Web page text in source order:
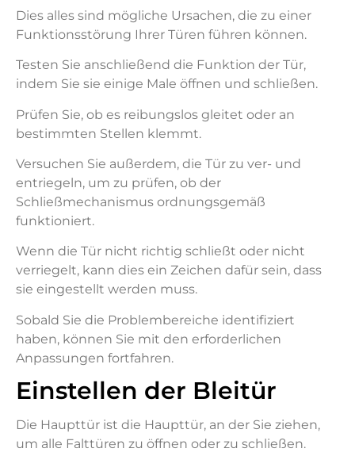
Dies alles sind mögliche Ursachen, die zu einer
Funktionsstörung Ihrer Türen führen können.
Testen Sie anschließend die Funktion der Tür,
indem Sie sie einige Male öffnen und schließen.
Prüfen Sie, ob es reibungslos gleitet oder an
bestimmten Stellen klemmt.
Versuchen Sie außerdem, die Tür zu ver- und
entriegeln, um zu prüfen, ob der
Schließmechanismus ordnungsgemäß
funktioniert.
Wenn die Tür nicht richtig schließt oder nicht
verriegelt, kann dies ein Zeichen dafür sein, dass
sie eingestellt werden muss.
Sobald Sie die Problembereiche identifiziert
haben, können Sie mit den erforderlichen
Anpassungen fortfahren.
Einstellen der Bleitür
Die Haupttür ist die Haupttür, an der Sie ziehen,
um alle Falttüren zu öffnen oder zu schließen.